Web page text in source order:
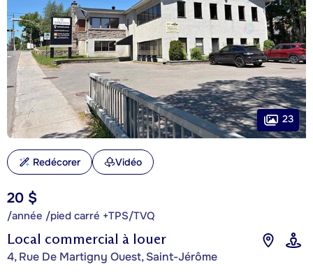
Local commercial à louer
4, Rue De Martigny Ouest, Saint-Jérôme
20 $
/année /pied carré +TPS/TVQ
23
Redécorer Vidéo